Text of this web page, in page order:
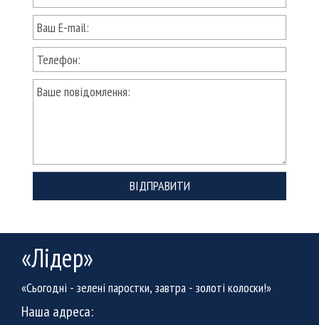
ВІДПРАВИТИ
«Лідер»
«Сьогодні - зелені паростки, завтра - золоті колоски!»
Наша адреса: